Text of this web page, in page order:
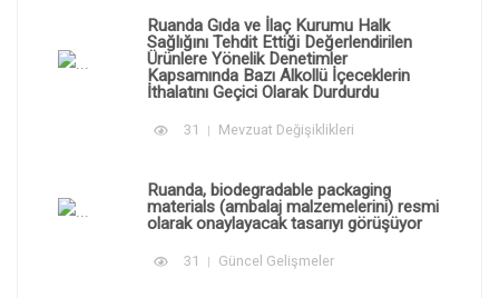
Ruanda Gıda ve İlaç Kurumu Halk
Sağlığını Tehdit Ettiği Değerlendirilen
Ürünlere Yönelik Denetimler
Kapsamında Bazı Alkollü İçeceklerin
İthalatını Geçici Olarak Durdurdu
31 Mevzuat Değişiklikleri
Ruanda, biodegradable packaging
materials (ambalaj malzemelerini) resmi
olarak onaylayacak tasarıyı görüşüyor
31 Güncel Gelişmeler